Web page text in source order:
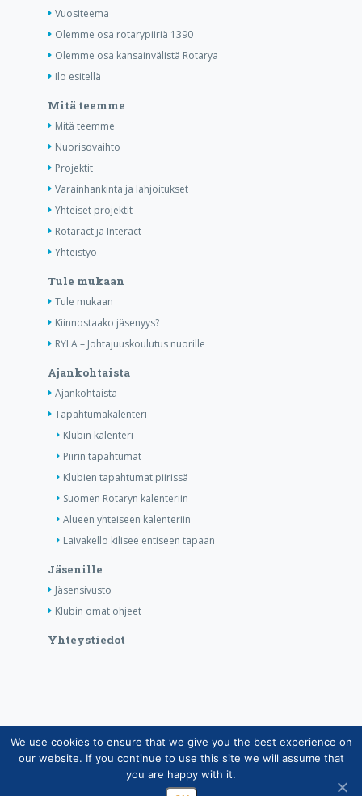
Vuositeema
Olemme osa rotarypiiriä 1390
Olemme osa kansainvälistä Rotarya
Ilo esitellä
Mitä teemme
Mitä teemme
Nuorisovaihto
Projektit
Varainhankinta ja lahjoitukset
Yhteiset projektit
Rotaract ja Interact
Yhteistyö
Tule mukaan
Tule mukaan
Kiinnostaako jäsenyys?
RYLA – Johtajuuskoulutus nuorille
Ajankohtaista
Ajankohtaista
Tapahtumakalenteri
Klubin kalenteri
Piirin tapahtumat
Klubien tapahtumat piirissä
Suomen Rotaryn kalenteriin
Alueen yhteiseen kalenteriin
Laivakello kilisee entiseen tapaan
Jäsenille
Jäsensivusto
Klubin omat ohjeet
Yhteystiedot
Copyright © Suomen Rotarypalvelu ry 2026 |
Jäsentietojärjestelmän tietosuojaseloste|Henkilötietojen
käsittely Rotarytoiminnassa
We use cookies to ensure that we give you the best experience on
our website. If you continue to use this site we will assume that
you are happy with it.